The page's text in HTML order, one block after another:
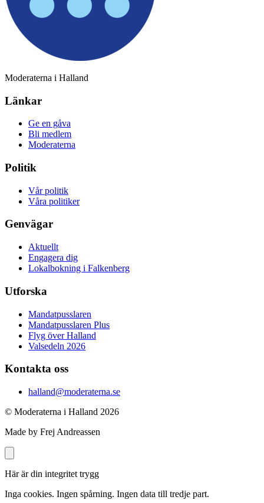
Moderaterna i Halland
Länkar
Ge en gåva
Bli medlem
Moderaterna
Politik
Vår politik
Våra politiker
Genvägar
Aktuellt
Engagera dig
Lokalbokning i Falkenberg
Utforska
Mandatpusslaren
Mandatpusslaren Plus
Flyg över Halland
Valsedeln 2026
Kontakta oss
halland@moderaterna.se
© Moderaterna i Halland 2026
Made by Frej Andreassen
Här är din integritet trygg
Inga cookies. Ingen spårning. Ingen data till tredje part.